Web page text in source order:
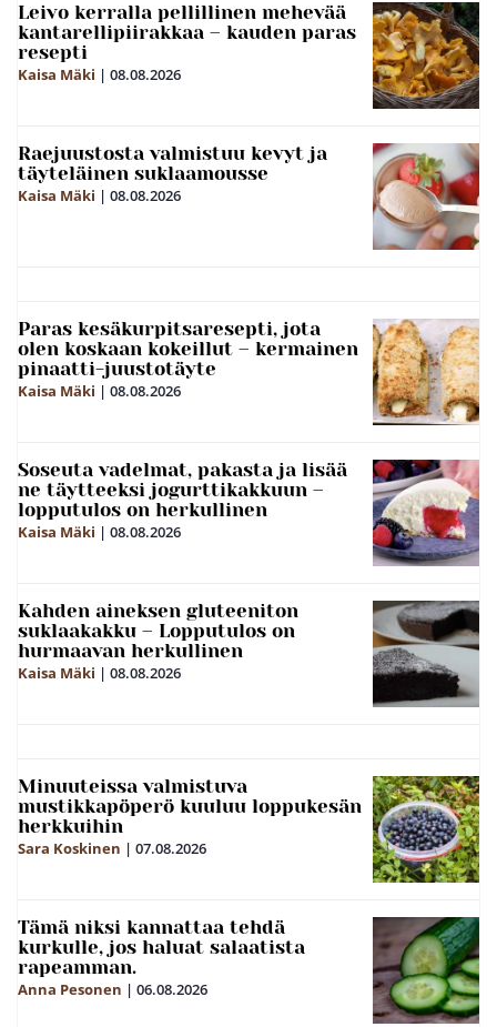
Leivo kerralla pellillinen mehevää
kantarellipiirakkaa – kauden paras
resepti
Kaisa Mäki | 08.08.2026
Raejuustosta valmistuu kevyt ja
täyteläinen suklaamousse
Kaisa Mäki | 08.08.2026
Paras kesäkurpitsaresepti, jota
olen koskaan kokeillut – kermainen
pinaatti-juustotäyte
Kaisa Mäki | 08.08.2026
Soseuta vadelmat, pakasta ja lisää
ne täytteeksi jogurttikakkuun –
lopputulos on herkullinen
Kaisa Mäki | 08.08.2026
Kahden aineksen gluteeniton
suklaakakku – Lopputulos on
hurmaavan herkullinen
Kaisa Mäki | 08.08.2026
Minuuteissa valmistuva
mustikkapöperö kuuluu loppukesän
herkkuihin
Sara Koskinen | 07.08.2026
Tämä niksi kannattaa tehdä
kurkulle, jos haluat salaatista
rapeamman.
Anna Pesonen | 06.08.2026